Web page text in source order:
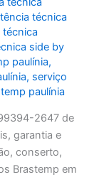
técnica
técnica
side by
paulínia,
, serviço
paulínia
2647 de
garantia e
conserto,
Brastemp em